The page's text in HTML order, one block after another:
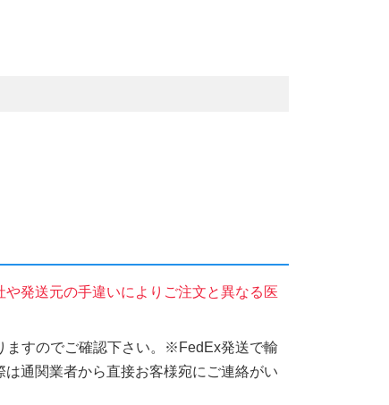
発送元の手違いによりご注文と異なる医
ますのでご確認下さい。※FedEx発送で輸
通関業者から直接お客様宛にご連絡がい